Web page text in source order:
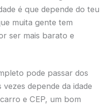
é que depende do teu
muita gente tem
ser mais barato e
pode passar dos
depende da idade
e CEP, um bom